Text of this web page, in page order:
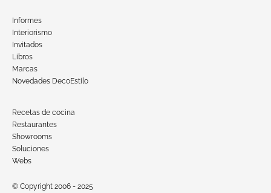
Informes
Interiorismo
Invitados
Libros
Marcas
Novedades DecoEstilo
Recetas de cocina
Restaurantes
Showrooms
Soluciones
Webs
© Copyright 2006 - 2025